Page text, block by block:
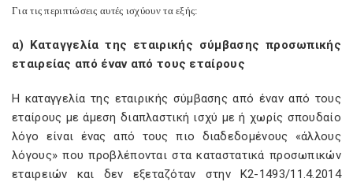
Για τις περιπτώσεις αυτές ισχύουν τα εξής:
α) Καταγγελία της εταιρικής σύμβασης προσωπικής
εταιρείας από έναν από τους εταίρους
Η καταγγελία της εταιρικής σύμβασης από έναν από τους
εταίρους με άμεση διαπλαστική ισχύ με ή χωρίς σπουδαίο
λόγο είναι ένας από τους πιο διαδεδομένους «άλλους
λόγους» που προβλέπονται στα καταστατικά προσωπικών
εταιρειών και δεν εξεταζόταν στην Κ2-1493/11.4.2014